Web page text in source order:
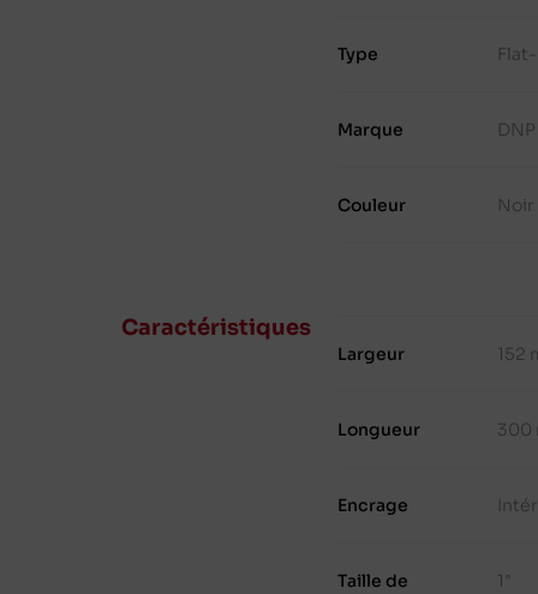
Type
Marque DNP
Couleur Noir
Caractéristiques
Largeur 152
Longueur 300
Encrage
Taille de
1"